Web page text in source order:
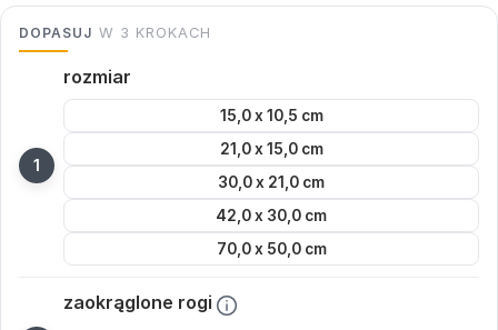
DOPASUJ W 3 KROKACH
rozmiar
15,0 x 10,5 cm
21,0 x 15,0 cm
30,0 x 21,0 cm
42,0 x 30,0 cm
70,0 x 50,0 cm
zaokrąglone rogi